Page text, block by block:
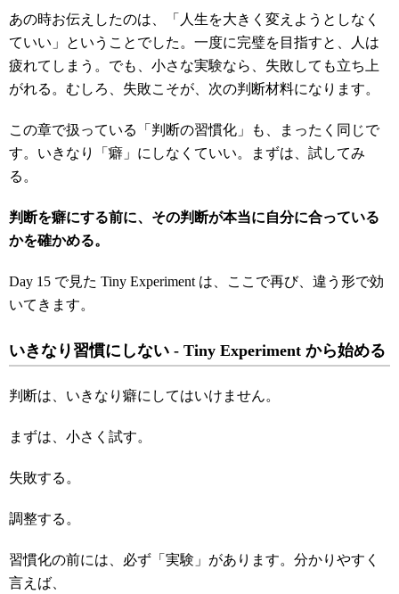
あの時お伝えしたのは、「人生を大きく変えようとしなく
ていい」ということでした。一度に完璧を目指すと、人は
疲れてしまう。でも、小さな実験なら、失敗しても立ち上
がれる。むしろ、失敗こそが、次の判断材料になります。
この章で扱っている「判断の習慣化」も、まったく同じで
す。いきなり「癖」にしなくていい。まずは、試してみ
る。
判断を癖にする前に、その判断が本当に自分に合っている
かを確かめる。
Day 15 で見た Tiny Experiment は、ここで再び、違う形で効
いてきます。
いきなり習慣にしない - Tiny Experiment から始める
判断は、いきなり癖にしてはいけません。
まずは、小さく試す。
失敗する。
調整する。
習慣化の前には、必ず「実験」があります。分かりやすく
言えば、